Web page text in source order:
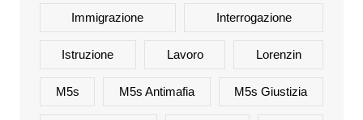
Immigrazione Interrogazione
Istruzione Lavoro Lorenzin
M5s M5s Antimafia M5s Giustizia